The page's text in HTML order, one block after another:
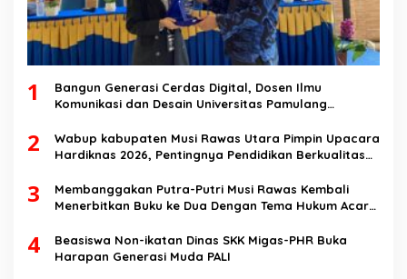
1
Bangun Generasi Cerdas Digital, Dosen Ilmu
Komunikasi dan Desain Universitas Pamulang
Speech di SMK Ikhlas Jawilan
2
Wabup kabupaten Musi Rawas Utara Pimpin Upacara
Hardiknas 2026, Pentingnya Pendidikan Berkualitas
3
Membanggakan Putra-Putri Musi Rawas Kembali
Menerbitkan Buku ke Dua Dengan Tema Hukum Acara
4
Beasiswa Non-ikatan Dinas SKK Migas-PHR Buka
Harapan Generasi Muda PALI